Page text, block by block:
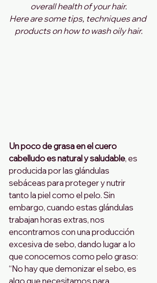
overall health of your hair.
Here are some tips, techniques and
products on how to wash oily hair.
Un poco de grasa en el cuero
cabelludo es natural y saludable, es
producida por las glándulas
sebáceas para proteger y nutrir
tanto la piel como el pelo. Sin
embargo, cuando estas glándulas
trabajan horas extras, nos
encontramos con una producción
excesiva de sebo, dando lugar a lo
que conocemos como pelo graso:
“No hay que demonizar el sebo, es
algo que necesitamos para